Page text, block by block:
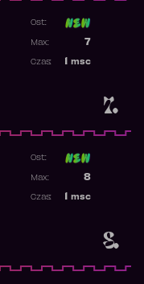
7.
Ost:
7
Max:
msc
Czas:
8.
Ost:
8
Max:
msc
Czas: